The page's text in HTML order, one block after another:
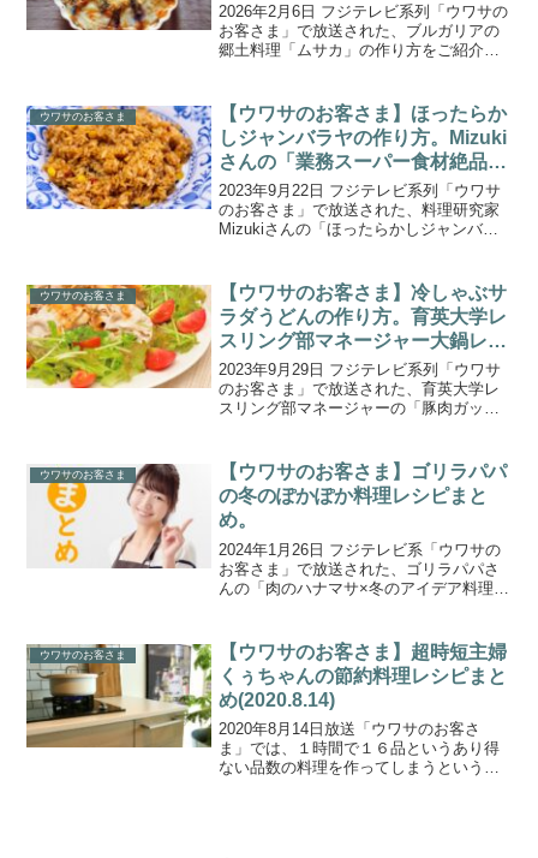
2026年2月6日 フジテレビ系列「ウワサの
お客さま」で放送された、ブルガリアの
郷土料理「ムサカ」の作り方をご紹介し
屋に届く豪華差し入れの嵐！元大関・琴
欧洲の鳴門親方が...
ウワサのお客さま
【ウワサのお客さま】ほったらか
しジャンバラヤの作り方。Mizuki
さんの「業務スーパー食材絶品完
全新作レシピ」。
2023年9月22日 フジテレビ系列「ウワサ
のお客さま」で放送された、料理研究家
Mizukiさんの「ほったらかしジャンバラ
ログアワード』で３年連続グランプリを
受賞し、料...
ウワサのお客さま
【ウワサのお客さま】冷しゃぶサ
ラダうどんの作り方。育英大学レ
スリング部マネージャー大鍋レシ
ピ。
2023年9月29日 フジテレビ系列「ウワサ
のお客さま」で放送された、育英大学レ
スリング部マネージャーの「豚肉ガッツ
ネージャーの“大鍋ガールズ”が登場！今回
は他大学との...
ウワサのお客さま
【ウワサのお客さま】ゴリラパパ
の冬のぽかぽか料理レシピまと
め。
2024年1月26日 フジテレビ系「ウワサの
お客さま」で放送された、ゴリラパパさ
んの「肉のハナマサ×冬のアイデア料理
材が大好きな“ゴリラ兄弟”が登場！今回は
塊肉をごっそり...
ウワサのお客さま
【ウワサのお客さま】超時短主婦
くぅちゃんの節約料理レシピまと
め(2020.8.14)
2020年8月14日放送「ウワサのお客さ
ま」では、１時間で１６品というあり得
ない品数の料理を作ってしまうという新